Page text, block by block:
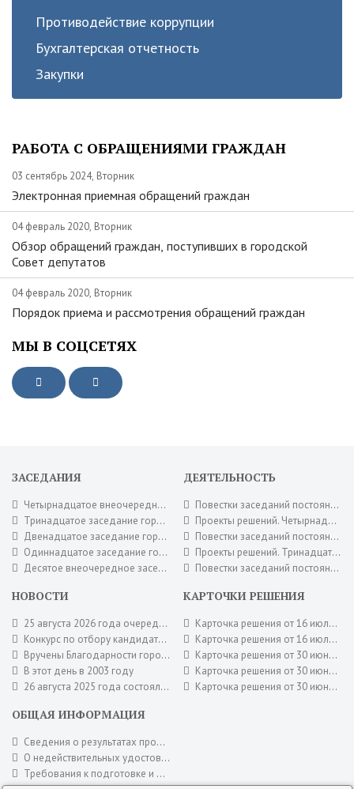
Противодействие коррупции
Бухгалтерская отчетность
Закупки
РАБОТА С ОБРАЩЕНИЯМИ ГРАЖДАН
03 сентябрь 2024, Вторник
Электронная приемная обращений граждан
04 февраль 2020, Вторник
Обзор обращений граждан, поступивших в городской
Совет депутатов
04 февраль 2020, Вторник
Порядок приема и рассмотрения обращений граждан
МЫ В СОЦСЕТЯХ
ЗАСЕДАНИЯ
Четырнадцатое внеочередное заседание городского Совета депутатов 16 июля 2026 года.
Тринадцатое заседание городского Совета депутатов 30 июня 2026 года.
Двенадцатое заседание городского Совета депутатов 26 мая 2026 года.
Одиннадцатое заседание городского Совета депутатов 28 апреля 2026 года.
Десятое внеочередное заседание городского Совета депутатов 17 апреля 2026 года.
ДЕЯТЕЛЬНОСТЬ
Повестки заседаний постоянных комиссий городского Совета депутатов. Июль 2026 года.
Проекты решений. Четырнадцатое внеочередное заседание городского Совета депутатов 16 июля 2026 года.
Повестки заседаний постоянных комиссий городского Совета депутатов. Июнь 2026 года.
Проекты решений. Тринадцатое заседание городского Совета депутатов 30 июня 2026 года.
Повестки заседаний постоянных комиссий городского Совета депутатов. Май 2026 года.
НОВОСТИ
25 августа 2026 года очередное заседание городского Совета депутатов
Конкурс по отбору кандидатур на должность главы муниципального образования город Новотроицк
Вручены Благодарности городского Совета депутатов
В этот день в 2003 году
26 августа 2025 года состоялось заключительное заседание городского Совета депутатов шестого созыва.
КАРТОЧКИ РЕШЕНИЯ
Карточка решения от 16 июля 2026 года № 95
Карточка решения от 16 июля 2026 года № 94
Карточка решения от 30 июня 2026 года № 92
Карточка решения от 30 июня 2026 года № 90
Карточка решения от 30 июня 2026 года № 88
ОБЩАЯ ИНФОРМАЦИЯ
Сведения о результатах проверок
О недействительных удостоверениях городского Совета депутатов
Требования к подготовке и оформлению документов городского Совета депутатов